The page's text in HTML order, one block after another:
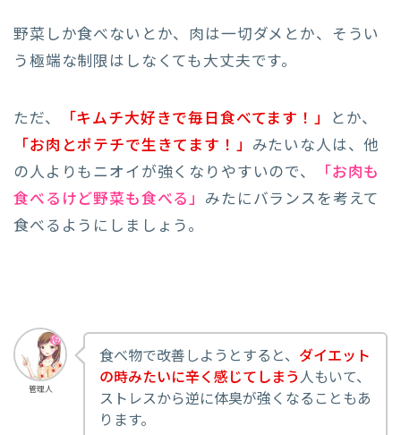
野菜しか食べないとか、肉は一切ダメとか、そうい
う極端な制限はしなくても大丈夫です。
ただ、 「キムチ大好きで毎日食べてます！」
とか、
「お肉とポテチで生きてます！」 みたいな人は、他
の人よりもニオイが強くなりやすいので、
「お肉も
食べるけど野菜も食べる」 みたにバランスを考えて
食べるようにしましょう。
管理人
食べ物で改善しようとすると、 ダイエット
の時みたいに辛く感じてしまう人もいて、
ストレスから逆に体臭が強くなることもあ
ります。